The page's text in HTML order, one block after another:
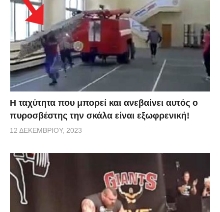
Η ταχύτητα που μπορεί και ανεβαίνει αυτός ο
πυροσβέστης την σκάλα είναι εξωφρενική!
12 ΔΕΚΕΜΒΡΊΟΥ, 2023